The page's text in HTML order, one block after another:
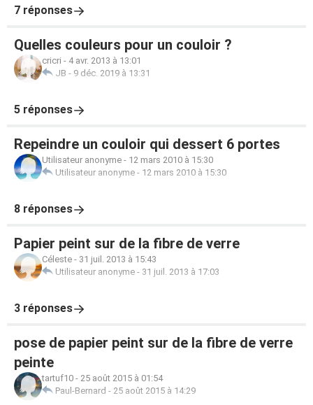
7 réponses
Quelles couleurs pour un couloir ?
cricri - 4 avr. 2013 à 13:01
JB - 9 déc. 2019 à 13:31
5 réponses
Repeindre un couloir qui dessert 6 portes
Utilisateur anonyme - 12 mars 2010 à 15:30
Utilisateur anonyme - 12 mars 2010 à 15:30
8 réponses
Papier peint sur de la fibre de verre
Céleste - 31 juil. 2013 à 15:43
Utilisateur anonyme - 31 juil. 2013 à 17:03
3 réponses
pose de papier peint sur de la fibre de verre
peinte
tartuf10 - 25 août 2015 à 01:54
Paul-Bernard - 25 août 2015 à 14:29